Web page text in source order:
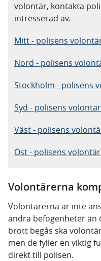
volontär, kontakta
intresserad av.
Mitt - polisens
Nord - polisens
Stockholm - polisens
Syd - polisens
Väst - polisens
Öst - polisens
Volontärerna
Volontärerna är inte
andra befogenheter än
brott begås ska
men de fyller en viktig
direkt till polisen.